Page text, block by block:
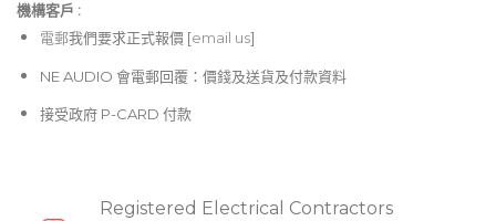
機構客戶 :​
電郵我們要求正式報價 [email us]
NE AUDIO 會電郵回覆：價錢及送貨及付款資料
接受政府 P-CARD 付款
Registered Electrical Contractors